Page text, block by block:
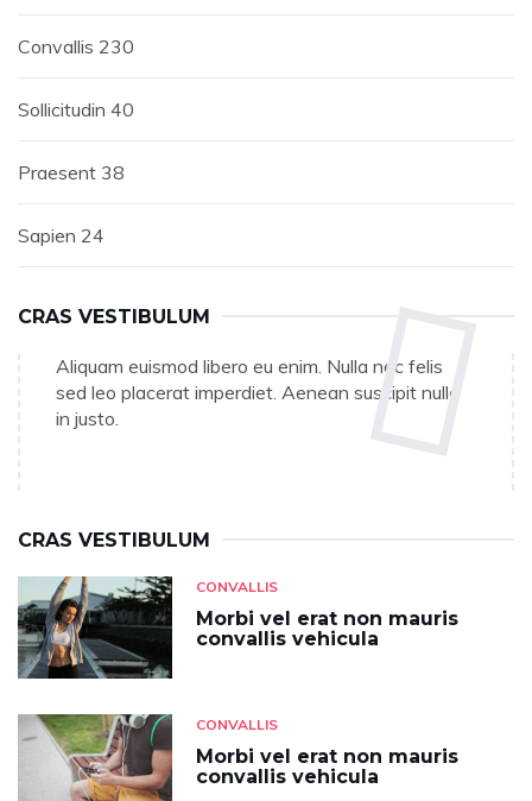
Convallis 230
Sollicitudin 40
Praesent 38
Sapien 24
CRAS VESTIBULUM
Aliquam euismod libero eu enim. Nulla nec felis
sed leo placerat imperdiet. Aenean suscipit nulla
in justo.
CRAS VESTIBULUM
CONVALLIS
Morbi vel erat non mauris
convallis vehicula
CONVALLIS
Morbi vel erat non mauris
convallis vehicula